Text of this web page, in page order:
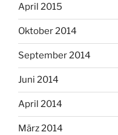
April 2015
Oktober 2014
September 2014
Juni 2014
April 2014
März 2014